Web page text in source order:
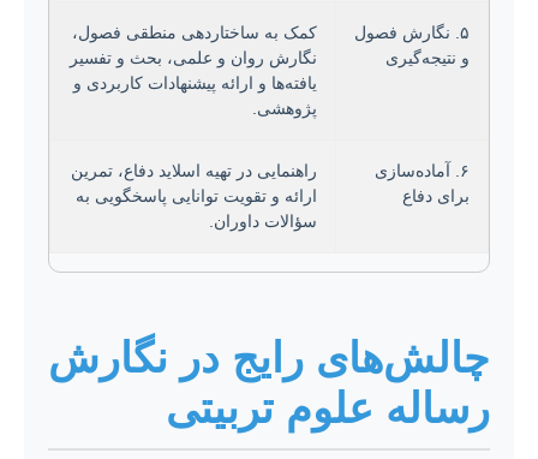
۵. نگارش فصول
و نتیجه‌گیری
کمک به ساختاردهی منطقی فصول،
نگارش روان و علمی، بحث و تفسیر
یافته‌ها و ارائه پیشنهادات کاربردی و
پژوهشی.
۶. آماده‌سازی
برای دفاع
راهنمایی در تهیه اسلاید دفاع، تمرین
ارائه و تقویت توانایی پاسخگویی به
سؤالات داوران.
چالش‌های رایج در نگارش
رساله علوم تربیتی